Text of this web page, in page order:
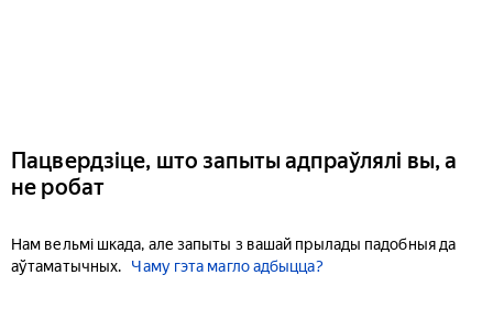
Пацвердзіце, што запыты адпраўлялі вы, а
не робат
Нам вельмі шкада, але запыты з вашай прылады падобныя да
аўтаматычных.
Чаму гэта магло адбыцца?